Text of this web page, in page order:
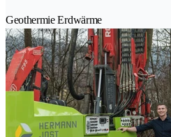
Geothermie Erdwärme